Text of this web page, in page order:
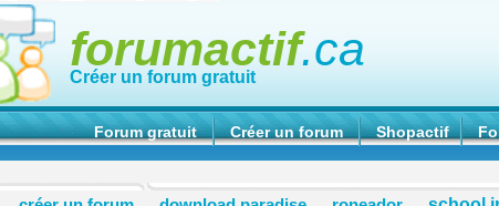
forumactif.ca
Créer un forum gratuit
Forum gratuit Créer un forum Shopactif